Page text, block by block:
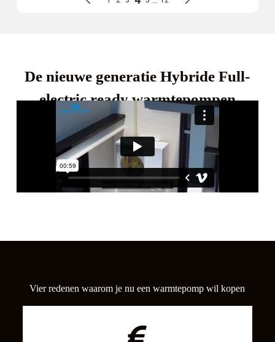
De nieuwe generatie Hybride Full-
electric ready warmtepompen
Vier redenen waarom je nu een warmtepomp wil kopen